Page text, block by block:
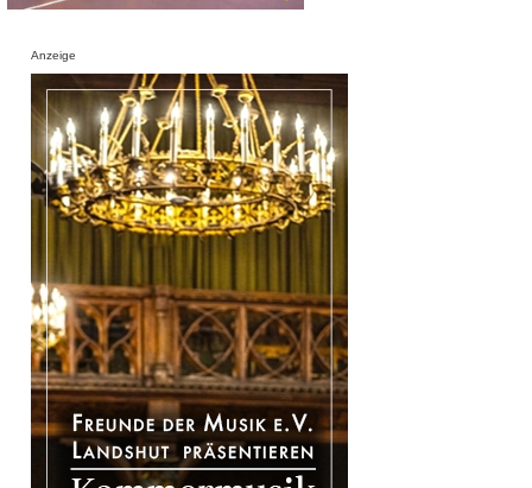
Anzeige